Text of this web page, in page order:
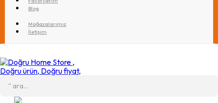
Blog
Mağazalarımız
İletişim